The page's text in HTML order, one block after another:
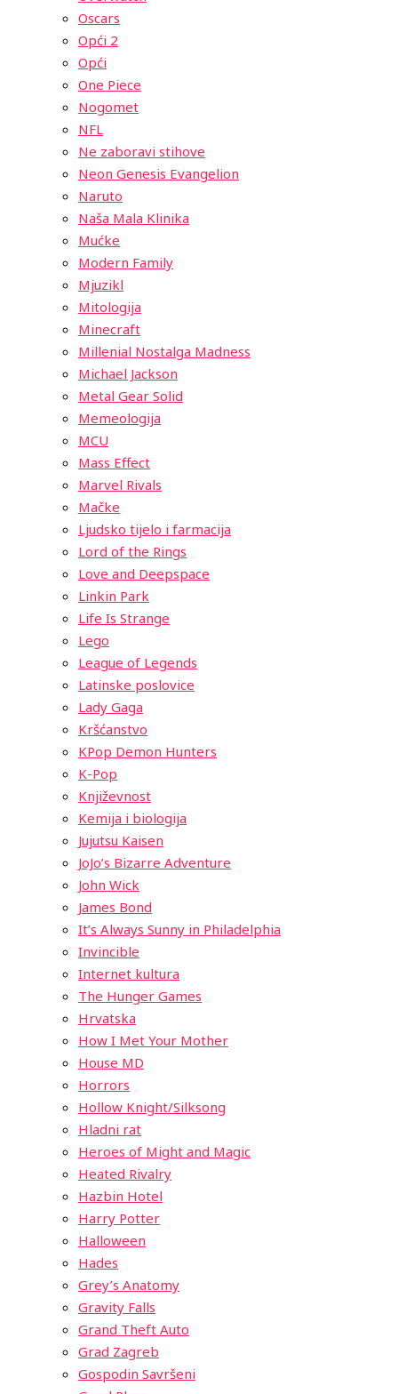
Oscars
Opći 2
Opći
One Piece
Nogomet
NFL
Ne zaboravi stihove
Neon Genesis Evangelion
Naruto
Naša Mala Klinika
Mućke
Modern Family
Mjuzikl
Mitologija
Minecraft
Millenial Nostalga Madness
Michael Jackson
Metal Gear Solid
Memeologija
MCU
Mass Effect
Marvel Rivals
Mačke
Ljudsko tijelo i farmacija
Lord of the Rings
Love and Deepspace
Linkin Park
Life Is Strange
Lego
League of Legends
Latinske poslovice
Lady Gaga
Kršćanstvo
KPop Demon Hunters
K-Pop
Književnost
Kemija i biologija
Jujutsu Kaisen
JoJo’s Bizarre Adventure
John Wick
James Bond
It’s Always Sunny in Philadelphia
Invincible
Internet kultura
The Hunger Games
Hrvatska
How I Met Your Mother
House MD
Horrors
Hollow Knight/Silksong
Hladni rat
Heroes of Might and Magic
Heated Rivalry
Hazbin Hotel
Harry Potter
Halloween
Hades
Grey’s Anatomy
Gravity Falls
Grand Theft Auto
Grad Zagreb
Gospodin Savršeni